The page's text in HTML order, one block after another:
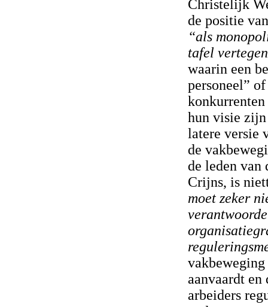
Christelijk
de positie
“als
tafel
waarin een
personeel”
hun visie
latere versie
de
de leden van
Crijns, is
moet zeker
vakbeweging
aanvaardt
arbeiders